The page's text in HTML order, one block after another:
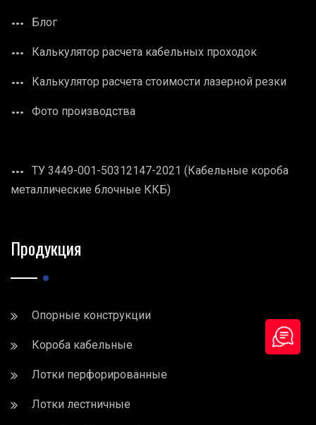
Блог
Калькулятор расчета кабельных проходок
Калькулятор расчета стоимости лазерной резки
Фото производства
ТУ 3449-001-50312147-2021 (Кабельные короба
металлические блочные ККБ)
Продукция
Опорные конструкции
Короба кабельные
Лотки перфорированные
Лотки лестничные